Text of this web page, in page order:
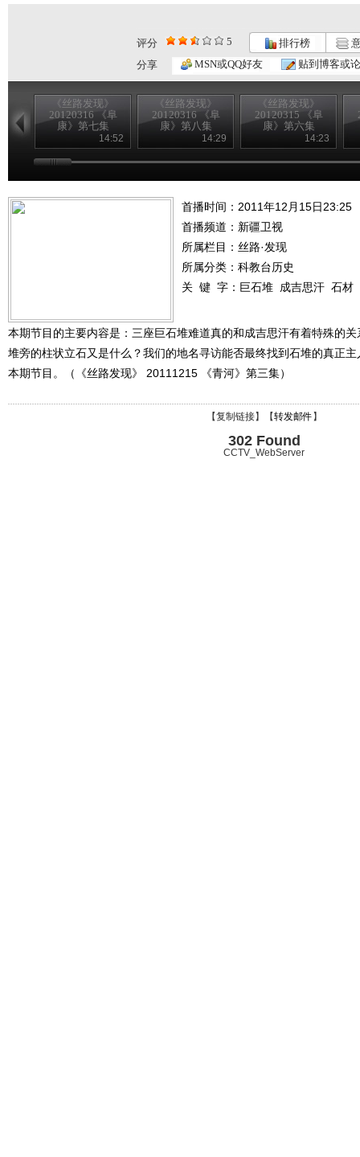
评分 5 排行榜
分享
MSN或QQ好友 贴到博客或
《丝路发现》
20120316 《阜
康》第七集
14:52
《丝路发现》
20120316 《阜
康》第八集
14:29
《丝路发现》
20120315 《阜
康》第六集
14:23
首播时间：2011年12月15日23:25
首播频道： 新疆卫视
所属栏目： 丝路·发现
所属分类：科教台历史
关 键 字： 巨石堆 成吉思汗 石材
本期节目的主要内容是：三座巨石堆难道真的和成吉思汗有着特殊的
堆旁的柱状立石又是什么？我们的地名寻访能否最终找到石堆的真正
本期节目。（《丝路发现》 20111215 《青河》第三集）
【复制链接】【转发邮件 】
302 Found
CCTV_WebServer